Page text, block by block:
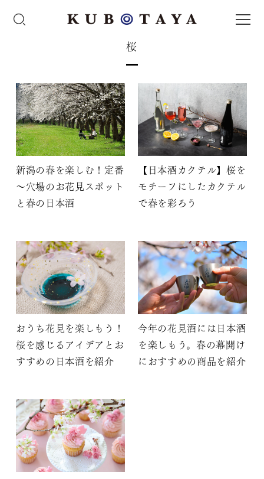
桜
新潟の春を楽しむ！定番
～穴場のお花見スポット
と春の日本酒
【日本酒カクテル】桜を
モチーフにしたカクテル
で春を彩ろう
おうち花見を楽しもう！
桜を感じるアイデアとお
すすめの日本酒を紹介
今年の花見酒には日本酒
を楽しもう。春の幕開け
におすすめの商品を紹介